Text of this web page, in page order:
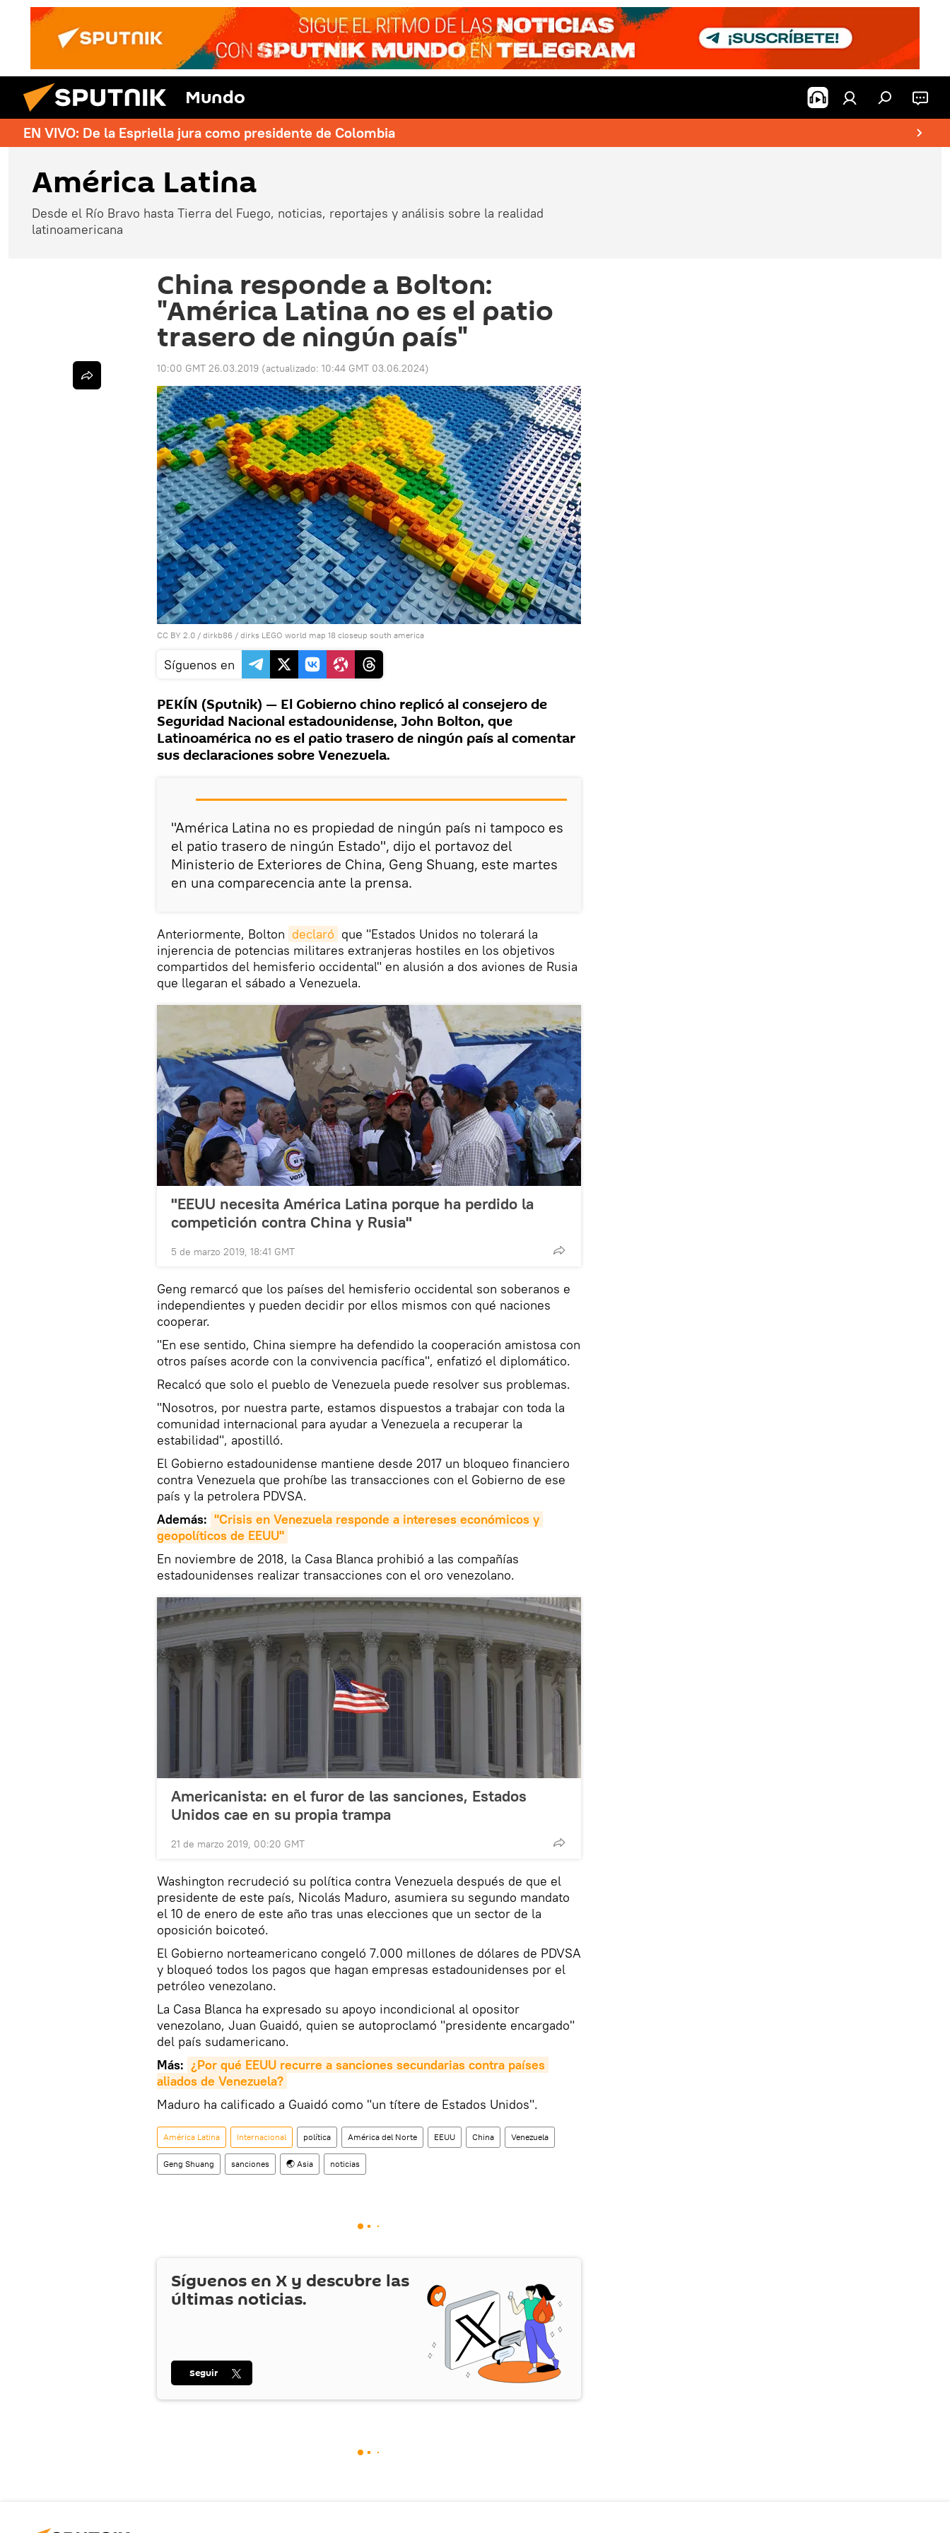
Mundo
EN VIVO: De la Espriella jura como presidente de Colombia
América Latina
Desde el Río Bravo hasta Tierra del Fuego, noticias, reportajes y análisis sobre la realidad
latinoamericana
China responde a Bolton:
"América Latina no es el patio
trasero de ningún país"
10:00 GMT 26.03.2019 (actualizado: 10:44 GMT 03.06.2024)
CC BY 2.0 / dirkb86 / dirks LEGO world map 18 closeup south america
Síguenos en
PEKÍN (Sputnik) — El Gobierno chino replicó al consejero de
Seguridad Nacional estadounidense, John Bolton, que
Latinoamérica no es el patio trasero de ningún país al comentar
sus declaraciones sobre Venezuela.
"América Latina no es propiedad de ningún país ni tampoco es
el patio trasero de ningún Estado", dijo el portavoz del
Ministerio de Exteriores de China, Geng Shuang, este martes
en una comparecencia ante la prensa.
Anteriormente, Bolton declaró que "Estados Unidos no tolerará la
injerencia de potencias militares extranjeras hostiles en los objetivos
compartidos del hemisferio occidental" en alusión a dos aviones de Rusia
que llegaran el sábado a Venezuela.
"EEUU necesita América Latina porque ha perdido la
competición contra China y Rusia"
5 de marzo 2019, 18:41 GMT
Geng remarcó que los países del hemisferio occidental son soberanos e
independientes y pueden decidir por ellos mismos con qué naciones
cooperar.
"En ese sentido, China siempre ha defendido la cooperación amistosa con
otros países acorde con la convivencia pacífica", enfatizó el diplomático.
Recalcó que solo el pueblo de Venezuela puede resolver sus problemas.
"Nosotros, por nuestra parte, estamos dispuestos a trabajar con toda la
comunidad internacional para ayudar a Venezuela a recuperar la
estabilidad", apostilló.
El Gobierno estadounidense mantiene desde 2017 un bloqueo financiero
contra Venezuela que prohíbe las transacciones con el Gobierno de ese
país y la petrolera PDVSA.
Además: "Crisis en Venezuela responde a intereses económicos y
geopolíticos de EEUU"
En noviembre de 2018, la Casa Blanca prohibió a las compañías
estadounidenses realizar transacciones con el oro venezolano.
Americanista: en el furor de las sanciones, Estados
Unidos cae en su propia trampa
21 de marzo 2019, 00:20 GMT
Washington recrudeció su política contra Venezuela después de que el
presidente de este país, Nicolás Maduro, asumiera su segundo mandato
el 10 de enero de este año tras unas elecciones que un sector de la
oposición boicoteó.
El Gobierno norteamericano congeló 7.000 millones de dólares de PDVSA
y bloqueó todos los pagos que hagan empresas estadounidenses por el
petróleo venezolano.
La Casa Blanca ha expresado su apoyo incondicional al opositor
venezolano, Juan Guaidó, quien se autoproclamó "presidente encargado"
del país sudamericano.
Más: ¿Por qué EEUU recurre a sanciones secundarias contra países
aliados de Venezuela?
Maduro ha calificado a Guaidó como "un títere de Estados Unidos".
América Latina Internacional política América del Norte EEUU China Venezuela
Geng Shuang sanciones 🌏 Asia noticias
Síguenos en X y descubre las
últimas noticias.
Seguir